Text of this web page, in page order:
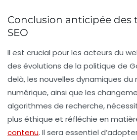
Conclusion anticipée des
SEO
Il est crucial pour les acteurs du
des évolutions de la politique de
delà, les nouvelles dynamiques du
numérique, ainsi que les
algorithmes de recherche,
plus éthique et réfléchie en
contenu. Il sera essentiel